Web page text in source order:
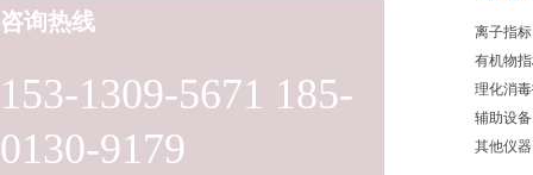
153-1309-5671 185-
0130-9179
咨询热线
离子指标
有机物
理化消
辅助设备
其他仪器